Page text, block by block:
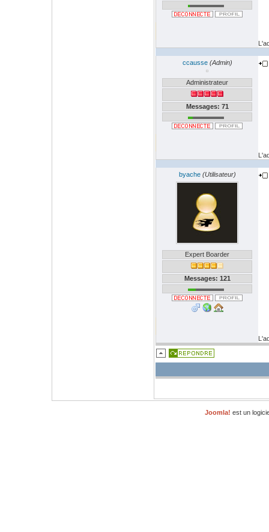
ccausse (Admin)
Administrateur
Messages: 71
byache (Utilisateur)
Expert Boarder
Messages: 121
Joomla! est un